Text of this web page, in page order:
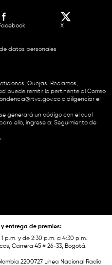
X
datos personales
Quejas, Reclamos,
puede remitir lo pertinente al Correo
o diligenciar el
generará un código con el cual
ello, ingrese a: Seguimiento de
entrega de premios:
p.m. y de 2:30 p.m. a 4:30 p.m.
Carrera 45 # 26-33, Bogotá.
2200727 Línea Nacional Radio